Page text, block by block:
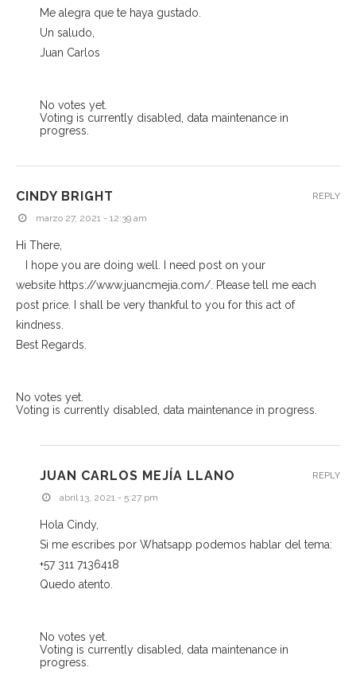
Me alegra que te haya gustado.
Un saludo,
Juan Carlos
No votes yet.
Voting is currently disabled, data maintenance in
progress.
CINDY BRIGHT
marzo 27, 2021 - 12:39 am
Hi There,
I hope you are doing well. I need post on your
website https://www.juancmejia.com/. Please tell me each
post price. I shall be very thankful to you for this act of
kindness.
Best Regards.
No votes yet.
Voting is currently disabled, data maintenance in progress.
REPLY
JUAN CARLOS MEJÍA LLANO
abril 13, 2021 - 5:27 pm
Hola Cindy,
Si me escribes por Whatsapp podemos hablar del tema:
+57 311 7136418
Quedo atento.
No votes yet.
Voting is currently disabled, data maintenance in
progress.
REPLY